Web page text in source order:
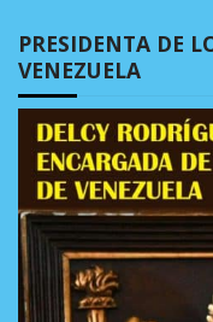
PRESIDENTA DE
VENEZUELA